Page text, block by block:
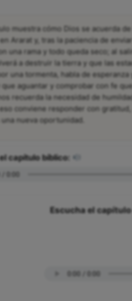
muestra cómo Dios se acuerda
Ararat y, tras la paciencia de
una rama y todo queda seco; al
a destruir la tierra y que las
una tormenta, habla de
que aguantar y comprobar con fe
recuerda la necesidad de
conviene responder con
nueva oportunidad.
capítulo bíblico:
Escucha el